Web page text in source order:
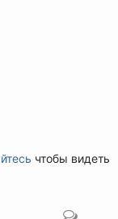
чтобы видеть